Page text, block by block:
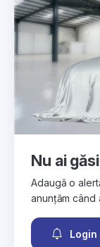
Nu ai
Adaugă o
anunțăm când
Login